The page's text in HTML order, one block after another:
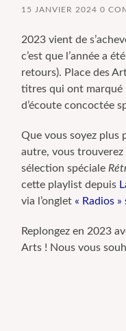
15 JANVIER 2024 0
2023 vient de
c’est que l’année a
retours). Place des
titres qui ont marqué
d’écoute concoctée
Que vous soyez plus
autre, vous
sélection spéciale
cette playlist depuis
via l’onglet « Radios
Replongez en 2023
Arts ! Nous vous